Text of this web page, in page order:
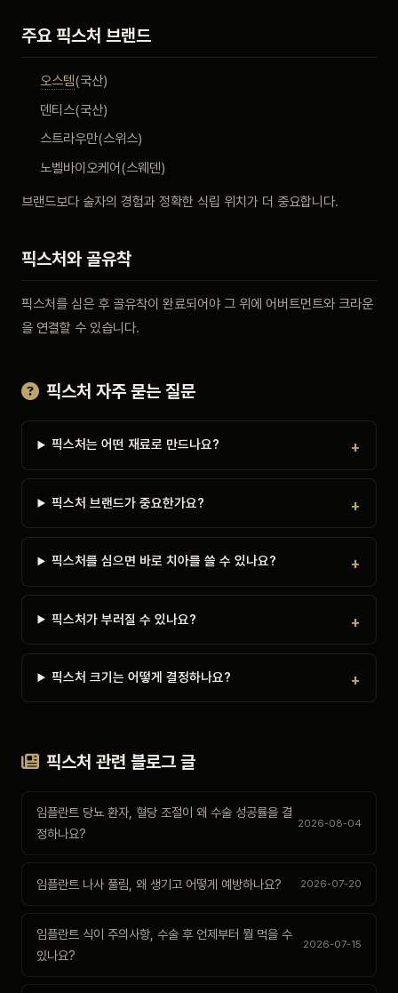
회원가입 / 로그인
주요 픽스처 브랜드
오스템(국산)
덴티스(국산)
스트라우만(스위스)
노벨바이오케어(스웨덴)
브랜드보다 술자의 경험과 정확한 식립 위치가 더 중요합니다.
픽스처와 골유착
픽스처를 심은 후 골유착이 완료되어야 그 위에 어버트먼트와 크라운
을 연결할 수 있습니다.
픽스처 자주 묻는 질문
픽스처는 어떤 재료로 만드나요?
픽스처 브랜드가 중요한가요?
픽스처를 심으면 바로 치아를 쓸 수 있나요?
픽스처가 부러질 수 있나요?
픽스처 크기는 어떻게 결정하나요?
픽스처 관련 블로그 글
임플란트 당뇨 환자, 혈당 조절이 왜 수술 성공률을 결
정하나요?
2026-08-04
임플란트 나사 풀림, 왜 생기고 어떻게 예방하나요? 2026-07-20
임플란트 식이 주의사항, 수술 후 언제부터 뭘 먹을 수
있나요?
2026-07-15